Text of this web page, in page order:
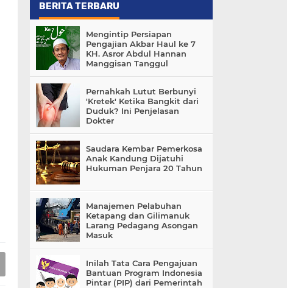
BERITA TERBARU
Mengintip Persiapan
Pengajian Akbar Haul ke 7
KH. Asror Abdul Hannan
Manggisan Tanggul
Pernahkah Lutut Berbunyi
'Kretek' Ketika Bangkit dari
Duduk? Ini Penjelasan
Dokter
Saudara Kembar Pemerkosa
Anak Kandung Dijatuhi
Hukuman Penjara 20 Tahun
Manajemen Pelabuhan
Ketapang dan Gilimanuk
Larang Pedagang Asongan
Masuk
Inilah Tata Cara Pengajuan
Bantuan Program Indonesia
Pintar (PIP) dari Pemerintah